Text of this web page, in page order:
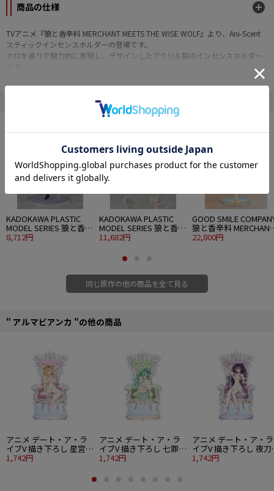
商品の仕様
TVアニメ『狼と香辛料 MERCHANT MEETS THE WISE WOLF』より、Ani-Scent
スティックインセンスホルダーの登場です。
ホロを香りで魅力的に表現し、デザインしたアクリル製のインセンスホルダー
「林檎は悪魔の実じゃ。わっちらをそそのかす甘い誘惑に満ちておる」という
ワードがデザインされています。
インセンスとともに、あなたの日常に新たな彩りをお加えください。
「香り」で表現するAMNIBUSのオリジナルシリーズです。
■サイズ：約19×4cm（厚み3mm）
■素材：アクリル
©支倉凍砂・KADOKAWA／ローエン商業組合
" 狼と香辛料 "の他の商品
KADOKAWA PLASTIC
MODEL SERIES 狼と香辛
料 MERCHANT MEETS
8,712円
KADOKAWA PLASTIC
MODEL SERIES 狼と香辛
料 MERCHANT MEETS
11,682円
GOOD SMILE
狼と香辛料 MERCHANT
MEETS THE WISE WOLF
22,800円
同じ原作の他の商品を全て見る
" アルマビアンカ "の他の商品
アニメ デート・ア・ラ
イブV 描き下ろし 星宮六
喰 プリンセス玉座ver.
1,742円
アニメ デート・ア・ラ
イブV 描き下ろし 七罪
プリンセス玉座ver. BIG
1,742円
アニメ デート・ア・ラ
イブV 描き下ろし 夜刀
十香 プリンセス玉座
1,742円